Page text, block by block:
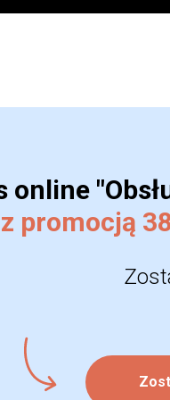
online
z promocją